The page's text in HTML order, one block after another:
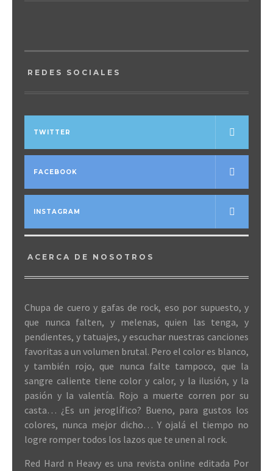
REDES SOCIALES
TWITTER
FACEBOOK
INSTAGRAM
ACERCA DE NOSOTROS
Chupa de cuero y gafas de rock, eso por supuesto, y
que nunca falten, y melenas, quien las tenga, y
pendientes, y tatuajes, y escuchar nuestras canciones
favoritas a un volumen brutal. Pero el color es blanco,
y también rojo, que nunca falte tampoco, que la
sangre caliente tiene color y calor, y la ilusión, y la
pasión y la valentía. Rojo a muerte corren por su
casta… ¿Es un jeroglífico? Bueno, para gustos los
colores, nunca mejor dicho… Y ojalá el tiempo no
logre romper todos los lazos que te unen al rock.
Red Hard n Heavy es una revista online editada Por